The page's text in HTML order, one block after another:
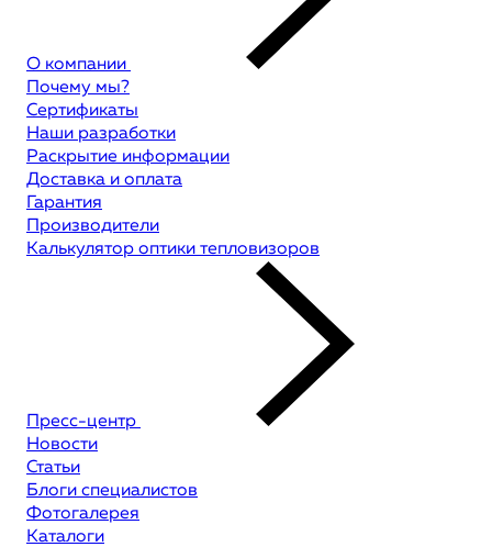
О компании
Почему мы?
Сертификаты
Наши разработки
Раскрытие информации
Доставка и оплата
Гарантия
Производители
Калькулятор оптики тепловизоров
Пресс-центр
Новости
Статьи
Блоги специалистов
Фотогалерея
Каталоги